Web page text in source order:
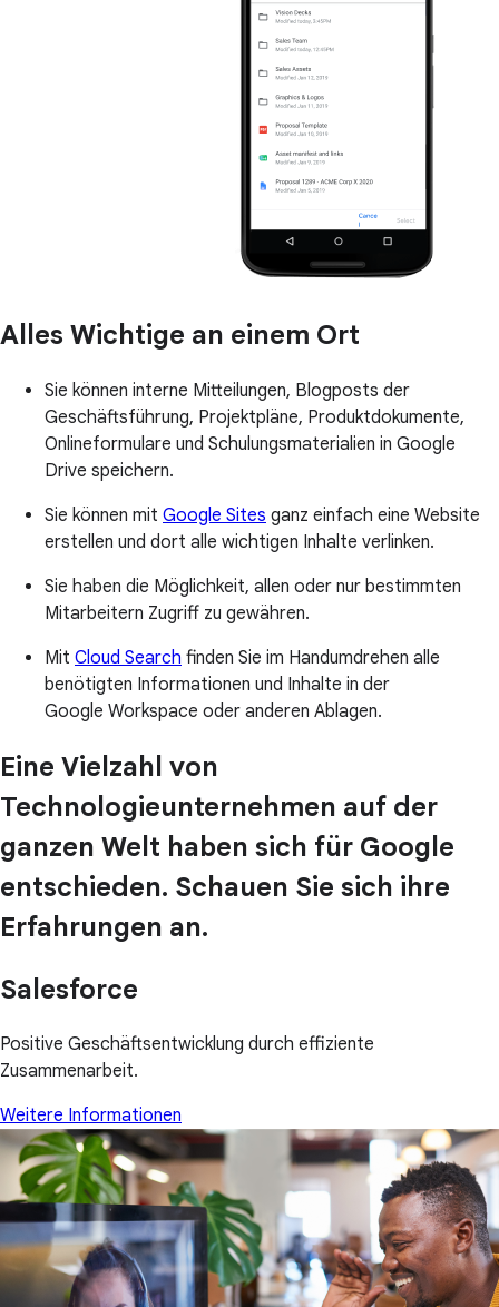
Alles Wichtige an einem Ort
Sie können interne Mitteilungen, Blogposts der
Geschäftsführung, Projektpläne, Produktdokumente,
Onlineformulare und Schulungsmaterialien in Google
Drive speichern.
Sie können mit Google Sites ganz einfach eine Website
erstellen und dort alle wichtigen Inhalte verlinken.
Sie haben die Möglichkeit, allen oder nur bestimmten
Mitarbeitern Zugriff zu gewähren.
Mit Cloud Search finden Sie im Handumdrehen alle
benötigten Informationen und Inhalte in der
Google Workspace oder anderen Ablagen.
Eine Vielzahl von
Technologieunternehmen auf der
ganzen Welt haben sich für Google
entschieden. Schauen Sie sich ihre
Erfahrungen an.
Salesforce
Positive Geschäftsentwicklung durch effiziente
Zusammenarbeit.
Weitere Informationen